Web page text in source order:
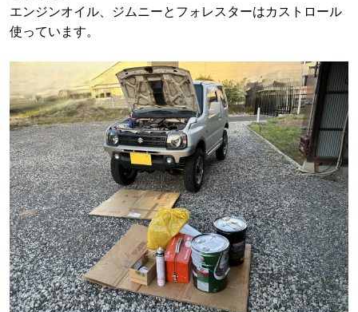
エンジンオイル、ジムニーとフォレスターはカストロール
使っています。